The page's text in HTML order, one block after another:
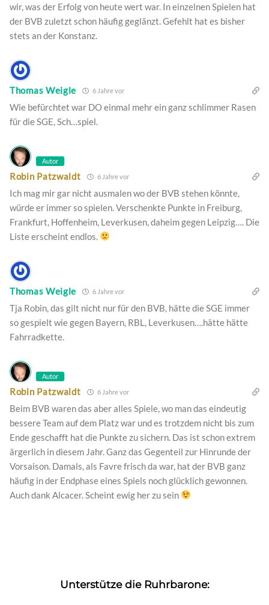
wir, was der Erfolg von heute wert war. In einzelnen Spielen hat
der BVB zuletzt schon häufig geglänzt. Gefehlt hat es bisher
stets an der Konstanz.
Thomas Weigle 6 Jahre vor
Wie befürchtet war DO einmal mehr ein ganz schlimmer Rasen
für die SGE, Sch…spiel.
Autor
Robin Patzwaldt 6 Jahre vor
Ich mag mir gar nicht ausmalen wo der BVB stehen könnte,
würde er immer so spielen. Verschenkte Punkte in Freiburg,
Frankfurt, Hoffenheim, Leverkusen, daheim gegen Leipzig…. Die
Liste erscheint endlos.
Thomas Weigle 6 Jahre vor
Tja Robin, das gilt nicht nur für den BVB, hätte die SGE immer
so gespielt wie gegen Bayern, RBL, Leverkusen….hätte hätte
Fahrradkette.
Autor
Robin Patzwaldt 6 Jahre vor
Beim BVB waren das aber alles Spiele, wo man das eindeutig
bessere Team auf dem Platz war und es trotzdem nicht bis zum
Ende geschafft hat die Punkte zu sichern. Das ist schon extrem
ärgerlich in diesem Jahr. Ganz das Gegenteil zur Hinrunde der
Vorsaison. Damals, als Favre frisch da war, hat der BVB ganz
häufig in der Endphase eines Spiels noch glücklich gewonnen.
Auch dank Alcacer. Scheint ewig her zu sein
Unterstütze die Ruhrbarone: